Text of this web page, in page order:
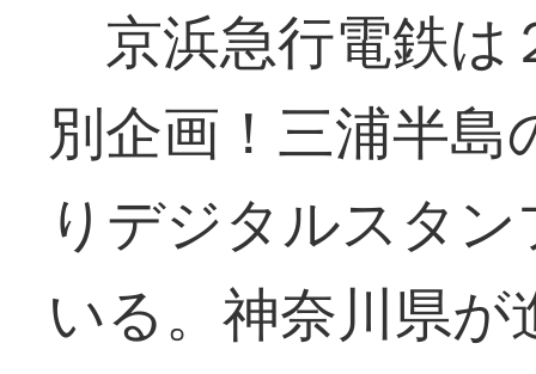
京浜急行電鉄は
別企画！三浦半
りデジタルスタ
いる。神奈川県